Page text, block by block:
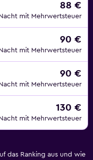
88 €
mit Mehrwertsteuer
90 €
mit Mehrwertsteuer
90 €
mit Mehrwertsteuer
130 €
mit Mehrwertsteuer
das Ranking aus und wie